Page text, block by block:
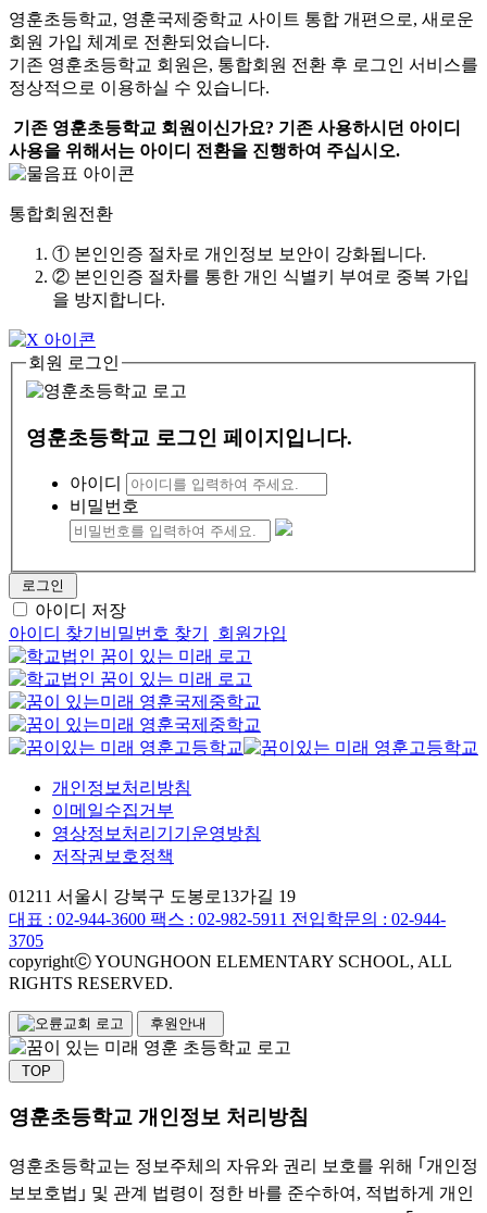
영훈초등학교, 영훈국제중학교 사이트 통합 개편으로, 새로운
회원 가입 체계로 전환되었습니다.
기존 영훈초등학교 회원은, 통합회원 전환 후 로그인 서비스를
정상적으로 이용하실 수 있습니다.
기존 영훈초등학교 회원이신가요? 기존 사용하시던 아이디
사용을 위해서는 아이디 전환을 진행하여 주십시오.
통합회원전환
① 본인인증 절차로 개인정보 보안이 강화됩니다.
② 본인인증 절차를 통한 개인 식별키 부여로 중복 가입
을 방지합니다.
회원 로그인
영훈초등학교 로그인 페이지입니다.
아이디
비밀번호
로그인
아이디 저장
아이디 찾기 비밀번호 찾기 회원가입
개인정보처리방침
이메일수집거부
영상정보처리기기운영방침
저작권보호정책
01211 서울시 강북구 도봉로13가길 19
대표 : 02-944-3600 팩스 : 02-982-5911 전입학문의 : 02-944-
3705
copyrightⓒ YOUNGHOON ELEMENTARY SCHOOL, ALL
RIGHTS RESERVED.
후원안내
TOP
영훈초등학교 개인정보 처리방침
영훈초등학교는 정보주체의 자유와 권리 보호를 위해 ｢개인정
보보호법｣ 및 관계 법령이 정한 바를 준수하여, 적법하게 개인